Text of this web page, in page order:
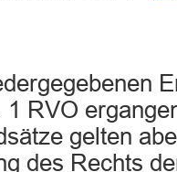
RVO
gelten
des Rechts